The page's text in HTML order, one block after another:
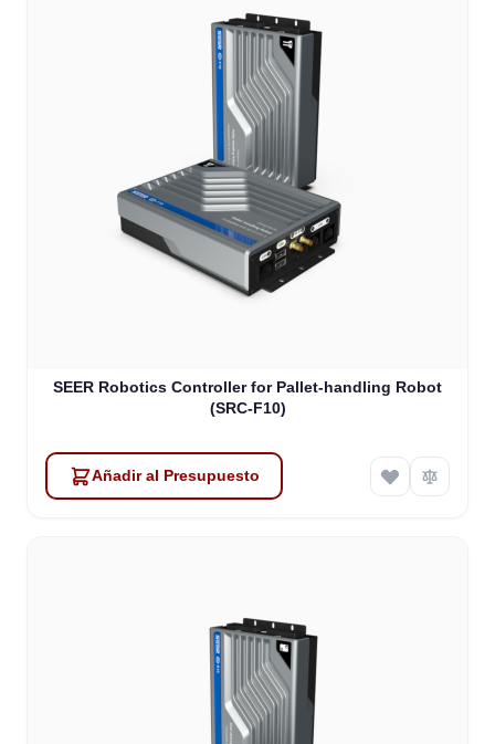
SEER Robotics Controller for Pallet-handling Robot
(SRC-F10)
Añadir al Presupuesto